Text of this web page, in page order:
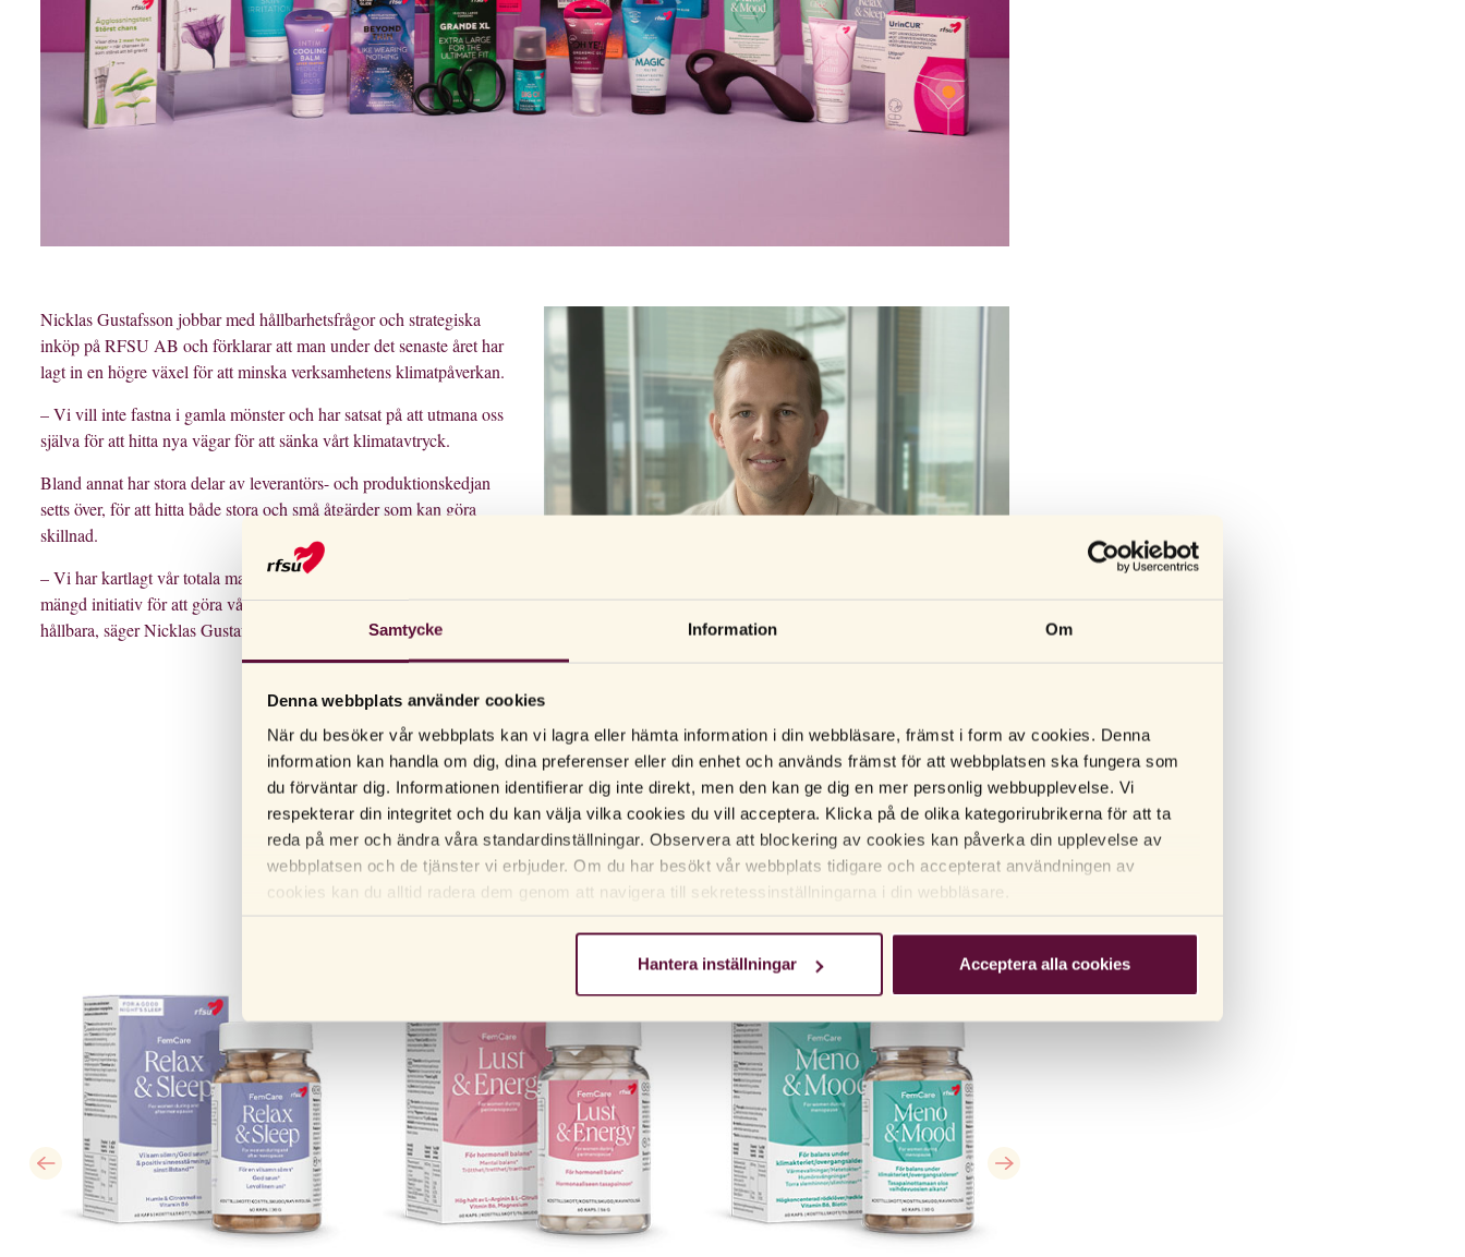
Samtycke Information Om
Denna webbplats använder cookies
När du besöker vår webbplats kan vi lagra eller hämta information i din webbläsare, främst i form av cookies. Denna
information kan handla om dig, dina preferenser eller din enhet och används främst för att webbplatsen ska fungera som
du förväntar dig. Informationen identifierar dig inte direkt, men den kan ge dig en mer personlig webbupplevelse. Vi
respekterar din integritet och du kan välja vilka cookies du vill acceptera. Klicka på de olika kategorirubrikerna för att ta
reda på mer och ändra våra standardinställningar. Observera att blockering av cookies kan påverka din upplevelse av
webbplatsen och de tjänster vi erbjuder. Om du har besökt vår webbplats tidigare och accepterat användningen av
cookies kan du alltid radera dem genom att navigera till sekretessinställningarna i din webbläsare.
Hantera inställningar Acceptera alla cookies
Nicklas Gustafsson jobbar med hållbarhetsfrågor och strategiska
inköp på RFSU AB och förklarar att man under det senaste året har
lagt in en högre växel för att minska verksamhetens klimatpåverkan.
– Vi vill inte fastna i gamla mönster och har satsat på att utmana oss
själva för att hitta nya vägar för att sänka vårt klimatavtryck.
Bland annat har stora delar av leverantörs- och produktionskedjan
setts över, för att hitta både stora och små åtgärder som kan göra
skillnad.
– Vi har kartlagt vår totala materialkonsumtion och tagit fram en
mängd initiativ för att göra våra produkter och förpackningar mer
hållbara, säger Nicklas Gustafsson.